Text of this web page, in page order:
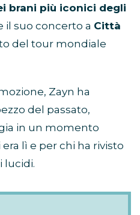
brani più iconici degli
il suo concerto a Città
del tour mondiale
Zayn ha
del passato,
in un momento
lì e per chi ha rivisto
lucidi.